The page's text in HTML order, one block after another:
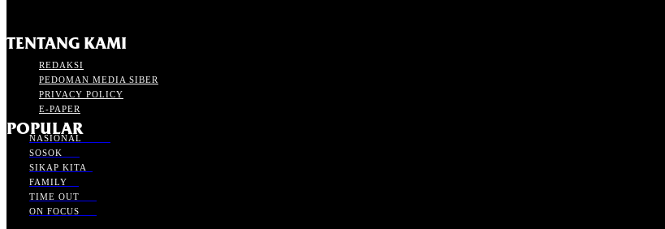
TENTANG KAMI
REDAKSI
PEDOMAN MEDIA SIBER
PRIVACY POLICY
E-PAPER
POPULAR
NASIONAL
SOSOK
SIKAP KITA
FAMILY
TIME OUT
ON FOCUS